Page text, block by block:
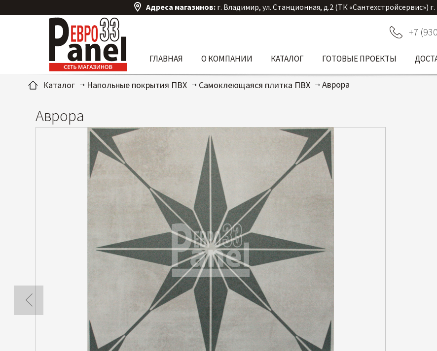
Адреса магазинов: г. Владимир, ул. Станционная, д.2 (ТК «Сантехстройсервис»)
+7
ГЛАВНАЯ О КОМПАНИИ КАТАЛОГ ГОТОВЫЕ ПРОЕКТЫ
Каталог Напольные покрытия ПВХ Самоклеющаяся плитка ПВХ Аврора
Аврора